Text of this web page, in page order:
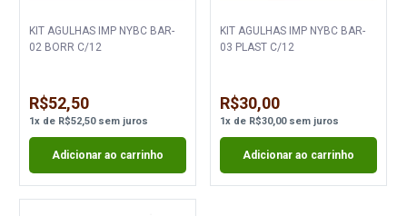
KIT AGULHAS IMP NYBC BAR-
02 BORR C/12
R$52,50
1x de R$52,50sem juros
Adicionar ao carrinho
KIT AGULHAS IMP NYBC BAR-
03 PLAST C/12
R$30,00
1xde R$30,00sem juros
Adicionar ao carrinho